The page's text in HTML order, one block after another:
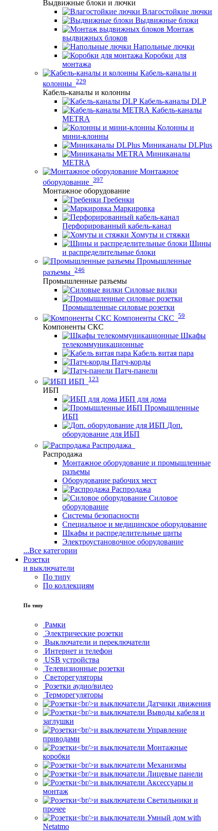
Выдвижные блоки и лючки
Влагостойкие лючки
Выдвижные блоки
Монтаж
выдвижных блоков
Напольные лючки
Коробки для
монтажа
Кабель-каналы и
колонны 229
Кабель-каналы и колонны
Кабель-каналы DLP
Кабель-каналы
METRA
Колонны и
мини-клонны
Миниканалы DLPlus
Миниканалы
METRA
Монтажное
оборудование 397
Монтажное оборудование
Гребенки
Маркировка
Перфорированный кабель-канал
Хомуты и стяжки
Шины
и распределительные блоки
Промышленные
разъемы 246
Промышленные разъемы
Силовые вилки
Промышленные силовые розетки
Компоненты СКС 59
Компоненты СКС
Шкафы
телекоммуникационные
Кабель витая пара
Патч-корды
Патч-панели
ИБП
123
ИБП
ИБП для дома
Промышленные
ИБП
Доп.
оборудование для ИБП
Распродажа
Распродажа
Монтажное оборудование и промышленные
разъемы
Оборудование рабочих мест
Распродажа
Силовое
оборудование
Системы безопасности
Специальное и медицинское оборудование
Шкафы и распределительные щиты
Электроустановочное оборудование
...Все категории
Розетки
и выключатели
По типу
По коллекциям
По типу
Рамки
Электрические розетки
Выключатели и переключатели
Интернет и телефон
USB устройства
Телевизионные розетки
Светорегуляторы
Розетки аудио/видео
Терморегуляторы
Датчики движения
Выводы кабеля и
заглушки
Управление
приводами
Монтажные
коробки
Механизмы
Лицевые панели
Аксессуары и
монтаж
Светильники и
прочее
Умный дом with
Netatmo